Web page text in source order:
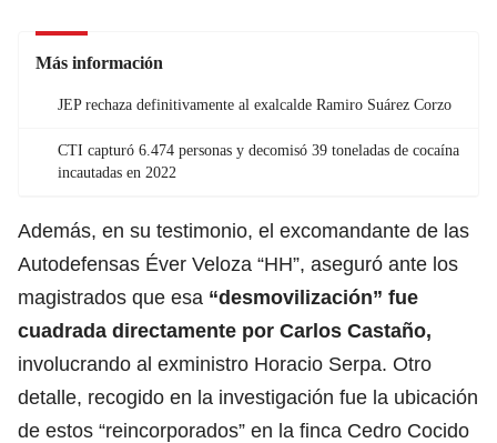
Más información
JEP rechaza definitivamente al exalcalde Ramiro Suárez Corzo
CTI capturó 6.474 personas y decomisó 39 toneladas de cocaína
incautadas en 2022
Además, en su testimonio, el excomandante de las
Autodefensas Éver Veloza “HH”, aseguró ante los
magistrados que esa “desmovilización” fue
cuadrada directamente por Carlos Castaño,
involucrando al exministro Horacio Serpa. Otro
detalle, recogido en la investigación fue la ubicación
de estos “reincorporados” en la finca Cedro Cocido